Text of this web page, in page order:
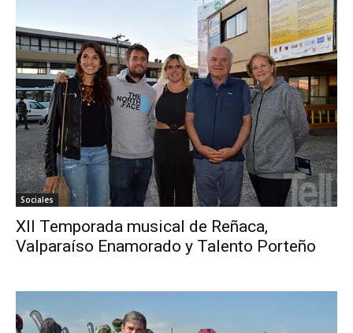
Sociales
XII Temporada musical de Reñaca,
Valparaíso Enamorado y Talento Porteño